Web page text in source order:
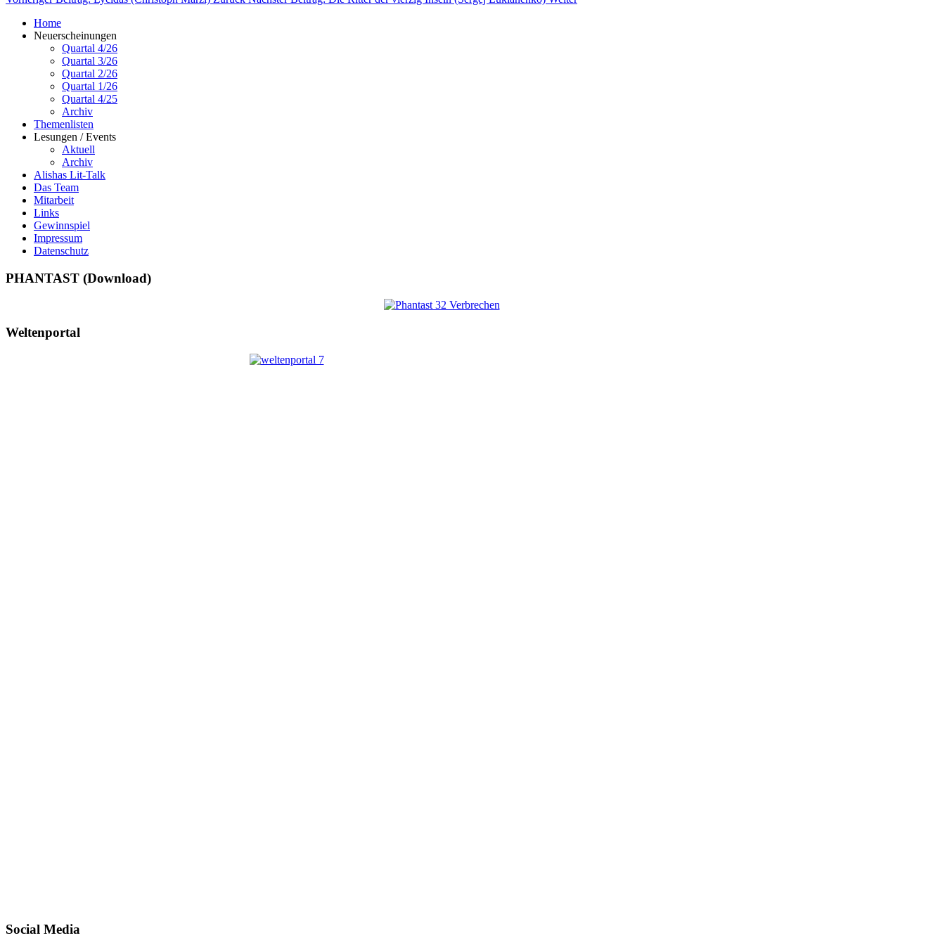
Home
Neuerscheinungen
Quartal 4/26
Quartal 3/26
Quartal 2/26
Quartal 1/26
Quartal 4/25
Archiv
Themenlisten
Lesungen / Events
Aktuell
Archiv
Alishas Lit-Talk
Das Team
Mitarbeit
Links
Gewinnspiel
Impressum
Datenschutz
PHANTAST (Download)
Weltenportal
Social Media